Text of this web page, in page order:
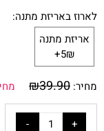
לארוז באריזת מתנה:
אריזת מתנה
5₪+
מחיר: ₪39.90